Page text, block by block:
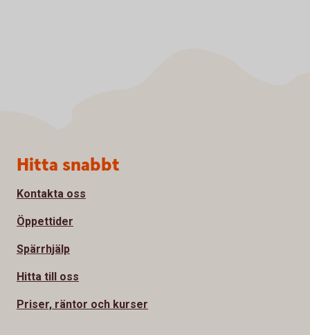
Sidfot
Hitta snabbt
Kontakta oss
Öppettider
Spärrhjälp
Hitta till oss
Priser, räntor och kurser